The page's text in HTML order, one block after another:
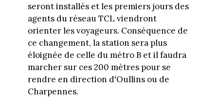
seront installés et les premiers jours des
agents du réseau TCL viendront
orienter les voyageurs. Conséquence de
ce changement, la station sera plus
éloignée de celle du métro B et il faudra
marcher sur ces 200 mètres pour se
rendre en direction d'Oullins ou de
Charpennes.